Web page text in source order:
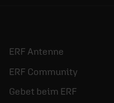
ERF Antenne
ERF Community
Gebet beim ERF